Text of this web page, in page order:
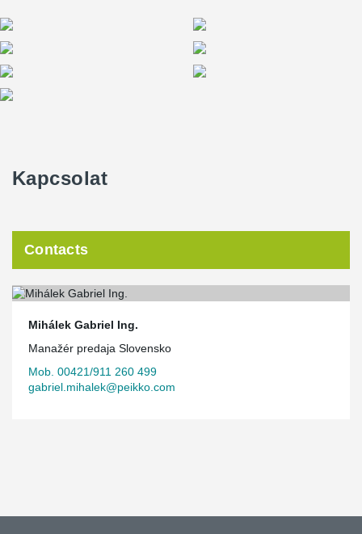
Kapcsolat
Contacts
Mihálek Gabriel Ing.
Manažér predaja Slovensko
Mob. 00421/911 260 499
gabriel.mihalek@peikko.com